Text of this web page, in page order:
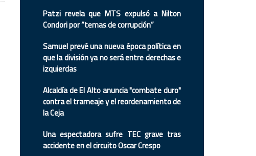
Patzi revela que MTS expulsó a Nilton
Condori por “temas de corrupción”
Samuel prevé una nueva época política en
que la división ya no será entre derechas e
izquierdas
Alcaldía de El Alto anuncia "combate duro"
contra el trameaje y el reordenamiento de
la Ceja
Una espectadora sufre TEC grave tras
accidente en el circuito Oscar Crespo